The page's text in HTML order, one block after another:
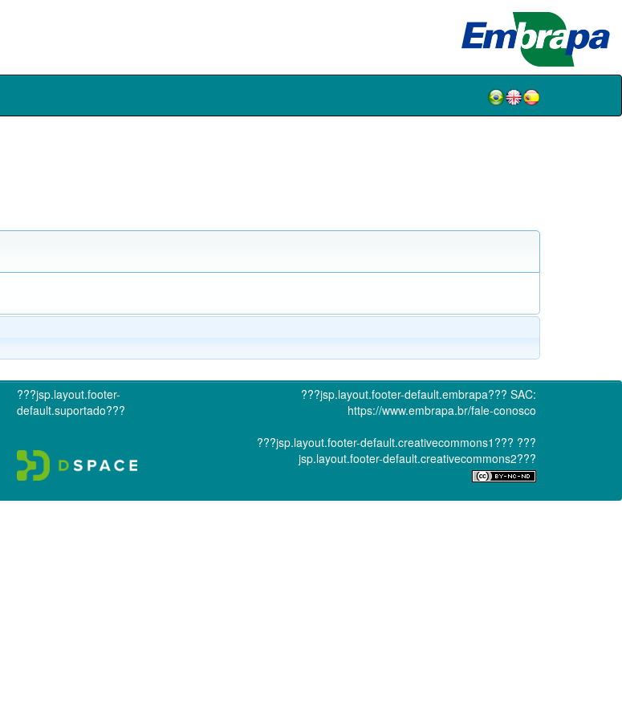
???jsp.layout.footer-
default.suportado???
???jsp.layout.footer-default.embrapa??? SAC:
https://www.embrapa.br/fale-conosco
???jsp.layout.footer-default.creativecommons1??? ???
jsp.layout.footer-default.creativecommons2???